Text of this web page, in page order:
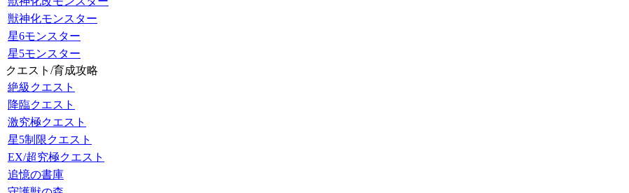
獣神化モンスター
星6モンスター
星5モンスター
クエスト/育成攻略
絶級クエスト
降臨クエスト
激究極クエスト
星5制限クエスト
EX/超究極クエスト
追憶の書庫